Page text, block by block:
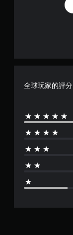
全球玩家的評分